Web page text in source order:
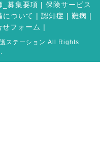
_募集要項 | 保険サービス
について | 認知症 | 難病 |
せフォーム |
ステーション All Rights